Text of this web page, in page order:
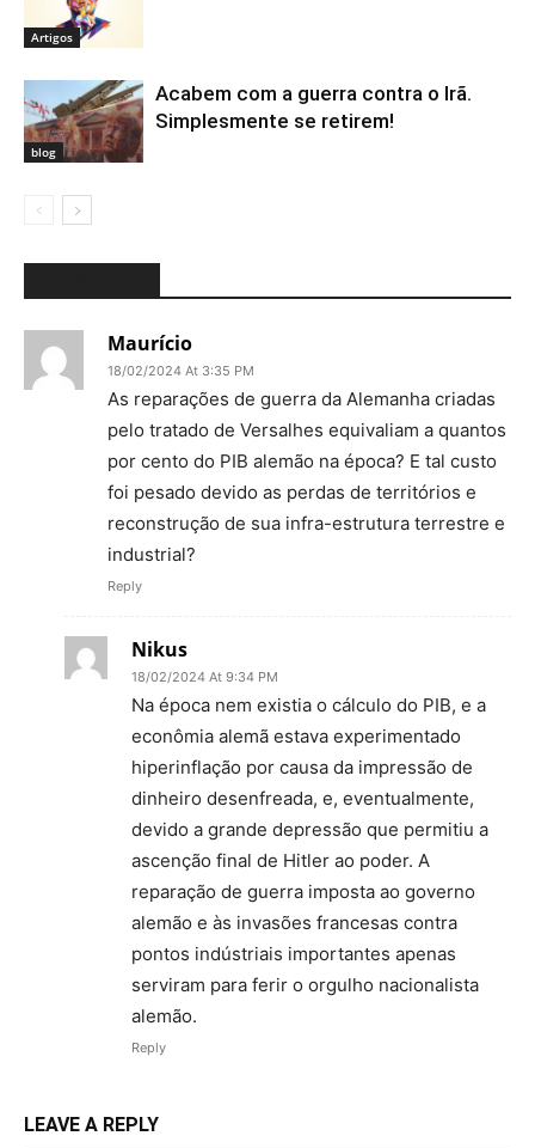
Artigos
blog
Acabem com a guerra contra o Irã.
Simplesmente se retirem!
Maurício
18/02/2024 At 3:35 PM
As reparações de guerra da Alemanha criadas
pelo tratado de Versalhes equivaliam a quantos
por cento do PIB alemão na época? E tal custo
foi pesado devido as perdas de territórios e
reconstrução de sua infra-estrutura terrestre e
industrial?
Reply
Nikus
18/02/2024 At 9:34 PM
Na época nem existia o cálculo do PIB, e a
econômia alemã estava experimentado
hiperinflação por causa da impressão de
dinheiro desenfreada, e, eventualmente,
devido a grande depressão que permitiu a
ascenção final de Hitler ao poder. A
reparação de guerra imposta ao governo
alemão e às invasões francesas contra
pontos indústriais importantes apenas
serviram para ferir o orgulho nacionalista
alemão.
Reply
LEAVE A REPLY